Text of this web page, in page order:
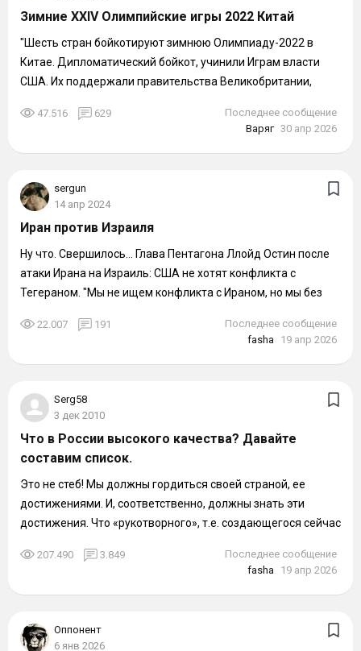
Зимние XXIV Олимпийские игры 2022 Китай
"Шесть стран бойкотируют зимнюю Олимпиаду-2022 в
Китае. Дипломатический бойкот, учинили Играм власти
США. Их поддержали правительства Великобритании,
47.516 629
Последнее сообщение
Варяг 30 апр 2026
sergun
14 апр 2024
Иран против Израиля
Ну что. Свершилось... Глава Пентагона Ллойд Остин после
атаки Ирана на Израиль: США не хотят конфликта с
Тегераном. "Мы не ищем конфликта с Ираном, но мы без
22.007 191
Последнее сообщение
fasha 19 апр 2026
Serg58
3 дек 2010
Что в России высокого качества? Давайте
составим список.
Это не стеб! Мы должны гордиться своей страной, ее
достижениями. И, соответственно, должны знать эти
достижения. Что «рукотворного», т.е. создающегося сейчас
207.490 3.849
Последнее сообщение
fasha 19 апр 2026
Оппонент
6 янв 2026